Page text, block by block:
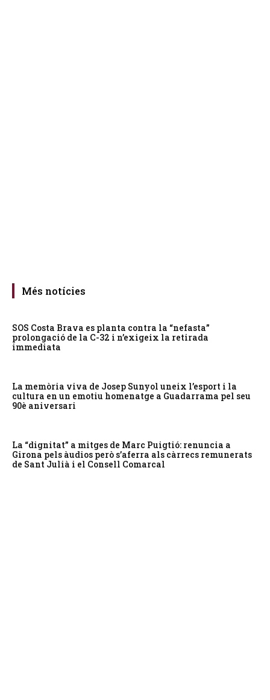
Més notícies
SOS Costa Brava es planta contra la “nefasta”
prolongació de la C-32 i n’exigeix la retirada
immediata
La memòria viva de Josep Sunyol uneix l’esport i la
cultura en un emotiu homenatge a Guadarrama pel seu
90è aniversari
La “dignitat” a mitges de Marc Puigtió: renuncia a
Girona pels àudios però s’aferra als càrrecs remunerats
de Sant Julià i el Consell Comarcal